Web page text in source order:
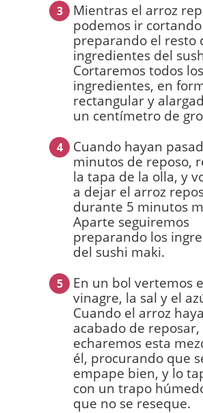
3
Mientras el arroz
podemos ir
preparando el resto
ingredientes del
Cortaremos todos los
ingredientes, en
rectangular y
un centímetro de
4
Cuando hayan
minutos de reposo,
la tapa de la olla, y
a dejar el arroz
durante 5 minutos
Aparte seguiremos
preparando los
del sushi maki.
5
En un bol vertemos
vinagre, la sal y el
Cuando el arroz haya
acabado de reposar,
echaremos esta
él, procurando que
empape bien, y lo
con un trapo
que no se reseque.